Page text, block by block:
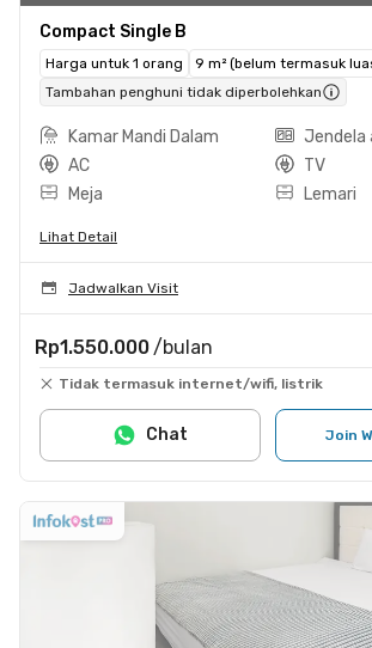
Compact Single B
Harga untuk 1 orang
9 m² (belum termasuk
Tambahan penghuni tidak diperbolehkan
Kamar Mandi Dalam
Jendela
AC
TV
Meja
Lemari
Lihat Detail
Jadwalkan Visit
Rp1.550.000 /bulan
Tidak termasuk internet/wifi, listrik
Join
Chat